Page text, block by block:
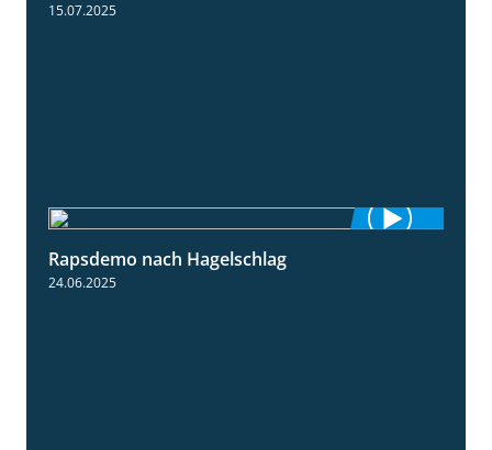
15.07.2025
Rapsdemo nach Hagelschlag
24.06.2025